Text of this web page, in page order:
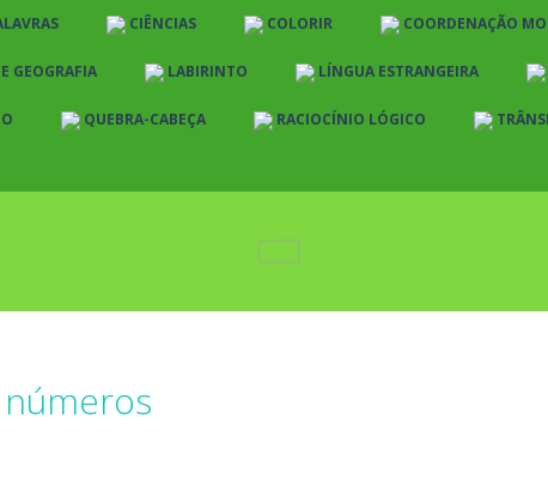
CIÊNCIAS COLORIR COORDENAÇÃO
GEOGRAFIA LABIRINTO LÍNGUA ESTRANGEIRA
QUEBRA-CABEÇA RACIOCÍNIO LÓGICO